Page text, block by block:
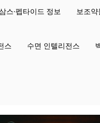
스·펩타이드 정보 보조
스 수면 인텔리전스